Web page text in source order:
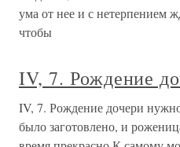
ума от нее и с нетерпением
чтобы
IV, 7. Рождение
IV, 7. Рождение дочери
было заготовлено, и